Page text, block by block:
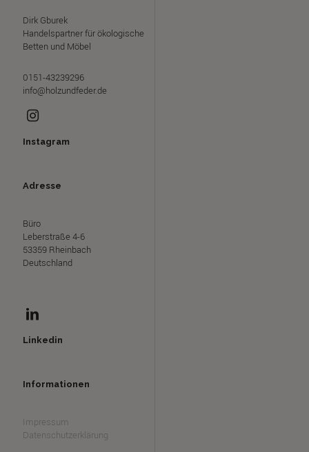
Dirk Gburek
Handelspartner für ökologische
Betten und Möbel
0151-43239296
info@holzundfeder.de
Instagram
Adresse
Büro
Leberstraße 4-6
53359 Rheinbach
Deutschland
Linkedin
Informationen
Impressum
Datenschutzerklärung